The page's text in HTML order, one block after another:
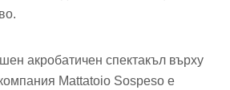
акробатичен спектакъл върху
Mattatoio Sospeso е